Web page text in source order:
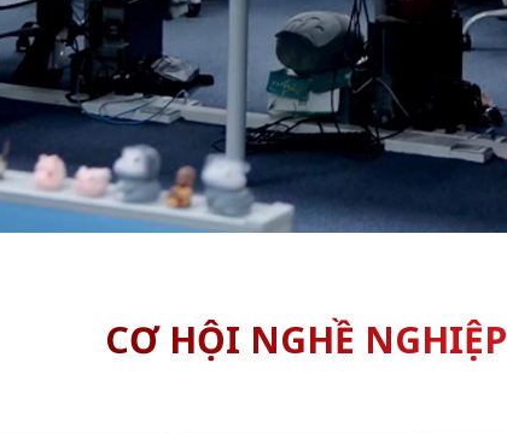
CƠ HỘI NGHỀ NGHIỆP